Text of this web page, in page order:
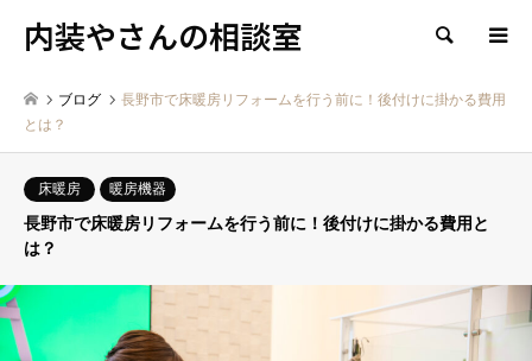
内装やさんの相談室 検索
ブログ
長野市で床暖房リフォームを行う前に！後付けに掛かる費用
とは？
床暖房 暖房機器
長野市で床暖房リフォームを行う前に！後付けに掛かる費用と
は？